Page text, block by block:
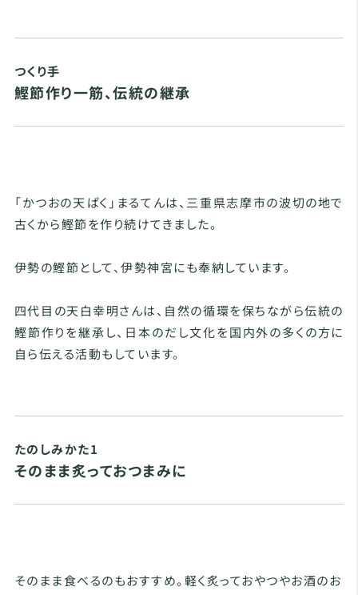
つくり手
鰹節作り一筋、伝統の継承
「かつおの天ぱく」まるてんは、三重県志摩市の波切の地で
古くから鰹節を作り続けてきました。
伊勢の鰹節として、伊勢神宮にも奉納しています。
四代目の天白幸明さんは、自然の循環を保ちながら伝統の
鰹節作りを継承し、日本のだし文化を国内外の多くの方に
自ら伝える活動もしています。
たのしみかた1
そのまま炙っておつまみに
そのまま食べるのもおすすめ。軽く炙っておやつやお酒のお